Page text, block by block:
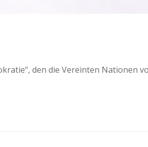
den die Vereinten Nationen